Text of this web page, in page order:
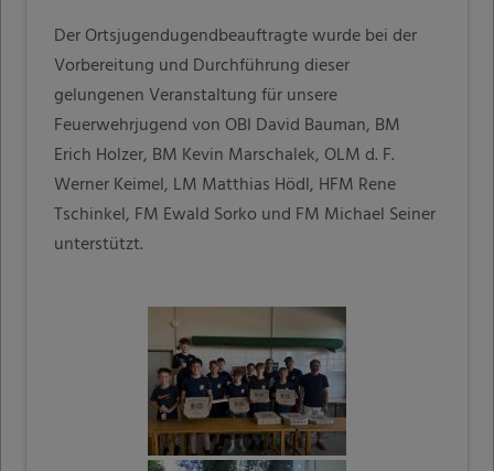
Der Ortsjugendugendbeauftragte wurde bei der
Vorbereitung und Durchführung dieser
gelungenen Veranstaltung für unsere
Feuerwehrjugend von OBI David Bauman, BM
Erich Holzer, BM Kevin Marschalek, OLM d. F.
Werner Keimel, LM Matthias Hödl, HFM Rene
Tschinkel, FM Ewald Sorko und FM Michael Seiner
unterstützt.